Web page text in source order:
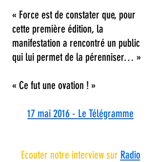
« Force est de constater que, pour
cette première édition, la
manifestation a rencontré un public
qui lui permet de la pérenniser… »
« Ce fut une ovation ! »
17 mai 2016 - Le Télégramme
Ecouter notre interview sur Radio